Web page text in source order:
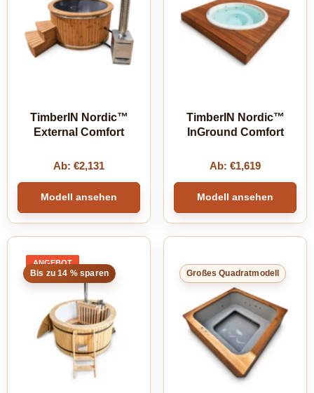
TimberIN Nordic™
External Comfort
Ab: €2,131
Modell ansehen
TimberIN Nordic™
InGround Comfort
Ab: €1,619
Modell ansehen
ANGEBOTPRODUKT
IM
ANGEBOT
Bis zu 14 % sparen Großes Quadratmodell